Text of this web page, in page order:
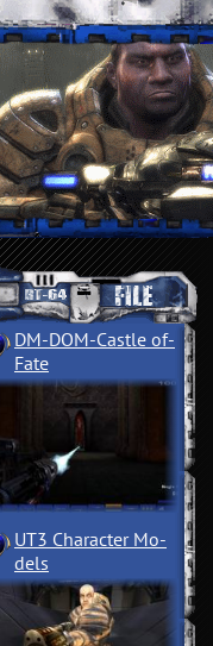
DM-DOM-Castle of­
Fate
UT3 Character Mo­
dels